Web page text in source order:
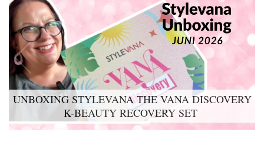
UNBOXING STYLEVANA THE VANA DISCOVERY
K-BEAUTY RECOVERY SET